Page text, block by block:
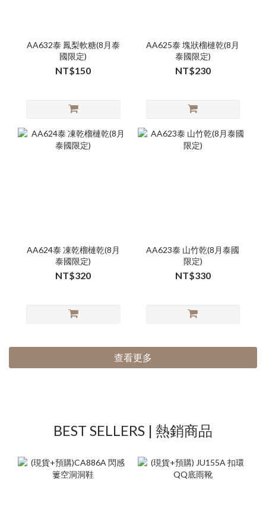
AA632泰 鳳梨軟糖(8月泰
國限定)
NT$150
AA625泰 塊狀榴槤乾(8月
泰國限定)
NT$230
AA624泰 凍乾榴槤乾(8月
泰國限定)
NT$320
AA623泰 山竹乾(8月泰國
限定)
NT$330
查看更多
BEST SELLERS | 熱銷商品